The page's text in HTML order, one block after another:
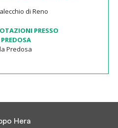
di Reno
PRESSO
Predosa
Hera